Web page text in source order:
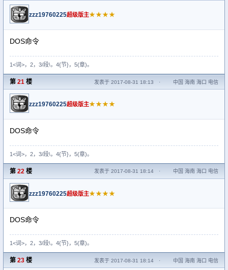
zzz19760225超级版主★★★★
DOS命令
1<词>，2，3/段\，4{节}，5(章)。
第 21 楼 发表于 2017-08-31 18:13 · 中国 海南 海口 电信
zzz19760225超级版主★★★★
DOS命令
1<词>，2，3/段\，4{节}，5(章)。
第 22 楼 发表于 2017-08-31 18:14· 中国 海南 海口 电信
zzz19760225超级版主★★★★
DOS命令
1<词>，2，3/段\，4{节}，5(章)。
第 23 楼 发表于 2017-08-31 18:14 · 中国 海南 海口 电信